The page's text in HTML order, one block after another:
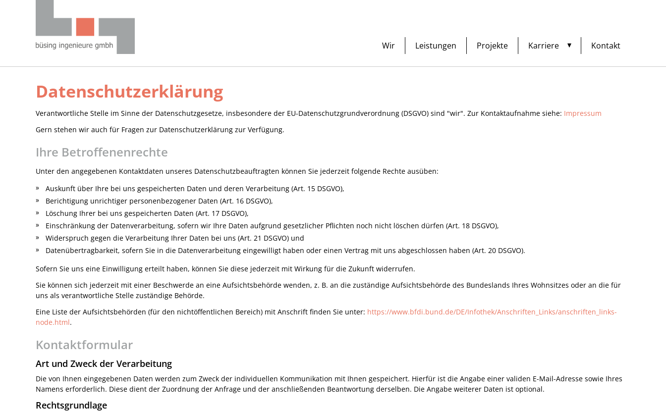
Wir Leistungen Projekte Karriere Kontakt
Datenschutzerklärung
Verantwortliche Stelle im Sinne der Datenschutzgesetze, insbesondere der EU-Datenschutzgrundverordnung (DSGVO) sind "wir". Zur Kontaktaufnahme siehe: Impressum
Gern stehen wir auch für Fragen zur Datenschutzerklärung zur Verfügung.
Ihre Betroffenenrechte
Unter den angegebenen Kontaktdaten unseres Datenschutzbeauftragten können Sie jederzeit folgende Rechte ausüben:
Auskunft über Ihre bei uns gespeicherten Daten und deren Verarbeitung (Art. 15 DSGVO),
Berichtigung unrichtiger personenbezogener Daten (Art. 16 DSGVO),
Löschung Ihrer bei uns gespeicherten Daten (Art. 17 DSGVO),
Einschränkung der Datenverarbeitung, sofern wir Ihre Daten aufgrund gesetzlicher Pflichten noch nicht löschen dürfen (Art. 18 DSGVO),
Widerspruch gegen die Verarbeitung Ihrer Daten bei uns (Art. 21 DSGVO) und
Datenübertragbarkeit, sofern Sie in die Datenverarbeitung eingewilligt haben oder einen Vertrag mit uns abgeschlossen haben (Art. 20 DSGVO).
Sofern Sie uns eine Einwilligung erteilt haben, können Sie diese jederzeit mit Wirkung für die Zukunft widerrufen.
Sie können sich jederzeit mit einer Beschwerde an eine Aufsichtsbehörde wenden, z. B. an die zuständige Aufsichtsbehörde des Bundeslands Ihres Wohnsitzes oder an die für
uns als verantwortliche Stelle zuständige Behörde.
Eine Liste der Aufsichtsbehörden (für den nichtöffentlichen Bereich) mit Anschrift finden Sie unter: https://www.bfdi.bund.de/DE/Infothek/Anschriften_Links/anschriften_links-
node.html.
Kontaktformular
Art und Zweck der Verarbeitung
Die von Ihnen eingegebenen Daten werden zum Zweck der individuellen Kommunikation mit Ihnen gespeichert. Hierfür ist die Angabe einer validen E-Mail-Adresse sowie Ihres
Namens erforderlich. Diese dient der Zuordnung der Anfrage und der anschließenden Beantwortung derselben. Die Angabe weiterer Daten ist optional.
Rechtsgrundlage